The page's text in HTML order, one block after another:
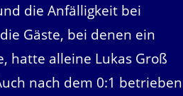
die Anfälligkeit bei
Gäste, bei denen ein
hatte alleine Lukas Groß
nach dem 0:1 betrieben